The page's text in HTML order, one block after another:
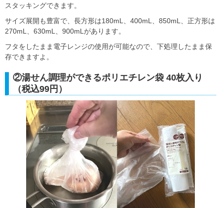
スタッキングできます。
サイズ展開も豊富で、長方形は180mL、400mL、850mL、正方形は
270mL、630mL、900mLがあります。
フタをしたまま電子レンジの使用が可能なので、下処理したまま保
存できますよ。
②湯せん調理ができるポリエチレン袋 40枚入り
（税込99円）